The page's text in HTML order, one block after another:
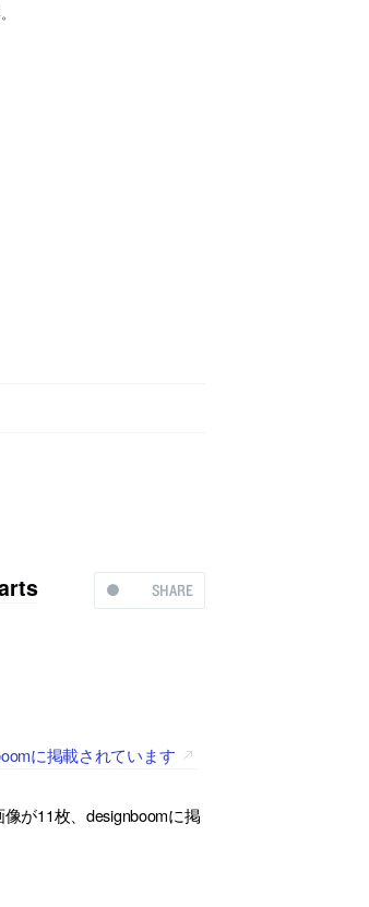
SHARE
に掲載されています
が11枚、designboomに掲